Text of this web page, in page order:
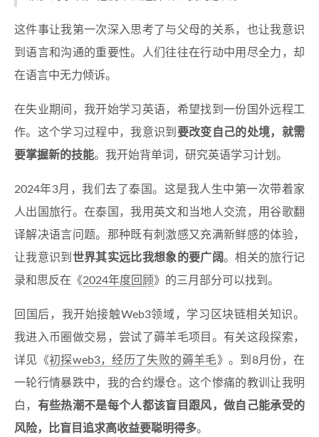
这件事让我第一次深入思考了与父母的关系，也让我意识
到语言和沟通的重要性。人们往往在行动中用尽全力，却
在语言中无力倾诉。
在失业期间，我开始学习英语，希望找到一份国外远程工
作。这个学习过程中，我意识到 要改变自己的处境，就需
要掌握新的技能。我开始背单词，研究英语学习计划。
2024年3月，我们去了泰国。这是我人生中第一次带着家
人出国旅行。在泰国，我用英文和当地人交流，用谷歌翻
译解决语言问题。那种既有刺激感又充满新鲜感的体验，
让我意识到 世界其实远比我想象的要广阔。相关的旅行记
录和思反在《2024年度回顾》的三月部分可以找到。
回国后，我开始接触Web3领域，学习区块链相关知识。
我进入币圈做交易，尝试了薅羊毛项目。有关这段探索，
详见《初探web3，经历了失败的薅羊毛》。到8月份，在
一轮行情暴跌中，我的合约爆仓。这个惨痛的教训让我明
白， 有些热潮不是每个人都该盲目跟风，做自己能承受的
风险，比盲目追求高收益要聪明得多。